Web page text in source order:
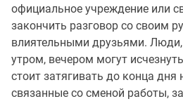
официальное учреждение или
закончить разговор со своим
влиятельными друзьями. Люди,
утром, вечером могут
стоит затягивать до конца
связанные со сменой работы,